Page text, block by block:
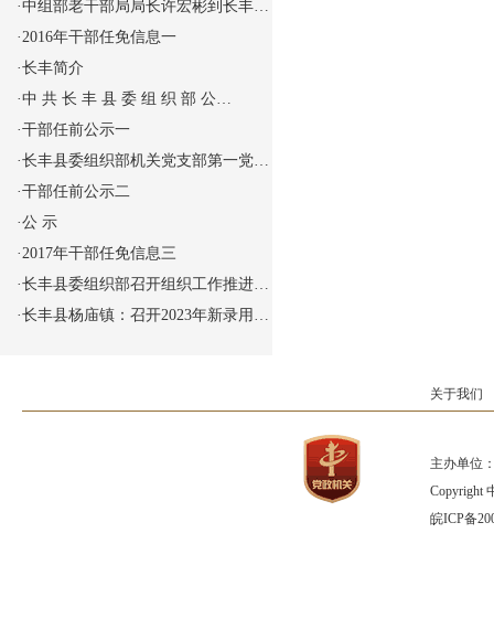
·中组部老干部局局长许宏彬到长丰…
·2016年干部任免信息一
·长丰简介
·中 共 长 丰 县 委 组 织 部 公…
·干部任前公示一
·长丰县委组织部机关党支部第一党…
·干部任前公示二
·公 示
·2017年干部任免信息三
·长丰县委组织部召开组织工作推进…
·长丰县杨庙镇：召开2023年新录用…
关于我们
主办单位
Copyright
皖ICP备